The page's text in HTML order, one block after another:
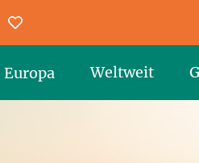
Favoriten
Europa Weltweit